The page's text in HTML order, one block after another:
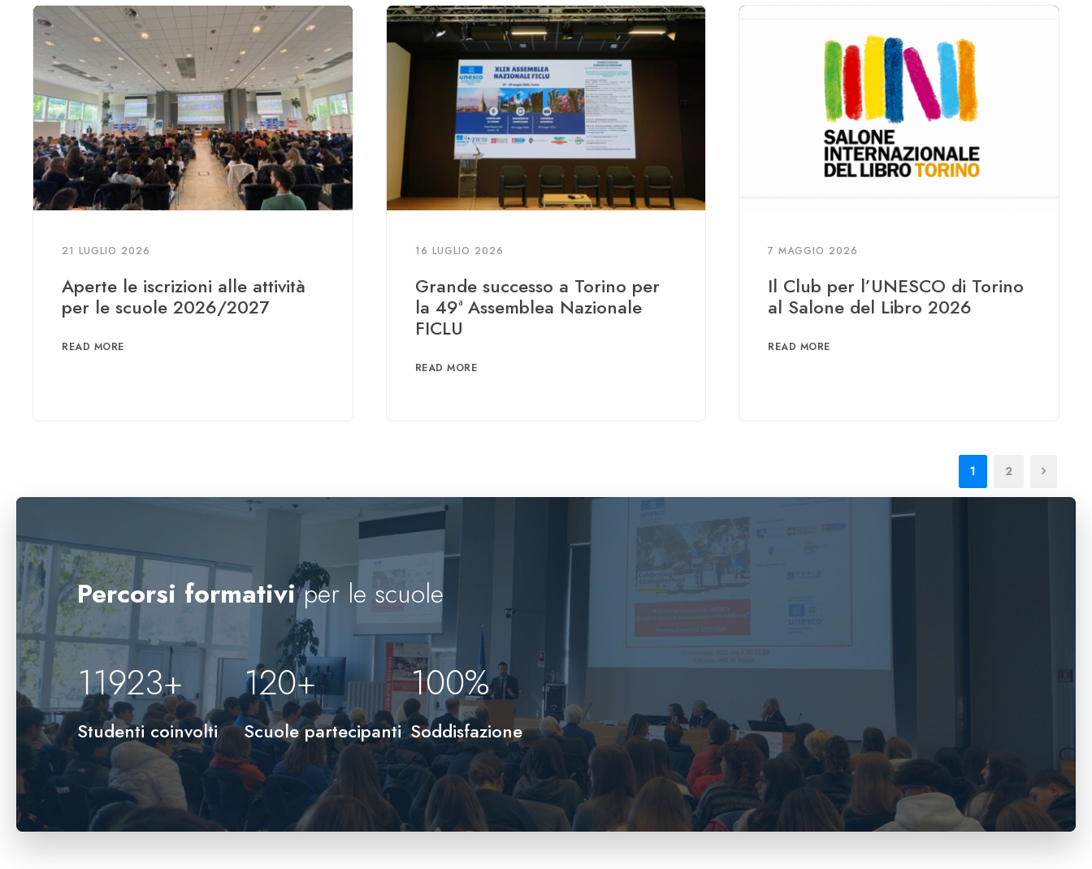
21 LUGLIO 2026
Aperte le iscrizioni alle attività
per le scuole 2026/2027
READ MORE
16 LUGLIO 2026
Grande successo a Torino per
la 49ª Assemblea Nazionale
FICLU
READ MORE
7 MAGGIO 2026
Il Club per l’UNESCO di Torino
al Salone del Libro 2026
READ MORE
1 2
Percorsi formativiper le scuole
12000+
Studenti coinvolti
120+
Scuole partecipanti
100%
Soddisfazione